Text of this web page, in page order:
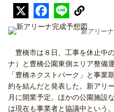
新アリー
豊橋市は８日、工事を休止中
ナ）と豊橋公園東側エリア整備
「豊橋ネクストパーク」と事業
約を結んだと発表した。新アリ
月に開業予定。ほかの公園施設
は現在も事業者と協議中という。